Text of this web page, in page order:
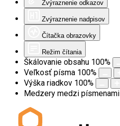
Zvýraznenie odkazov
Zvýraznenie nadpisov
Čítačka obrazovky
Režim čítania
Škálovanie obsahu 100%
Veľkosť písma 100%
Výška riadkov 100%
Medzery medzi písmenami